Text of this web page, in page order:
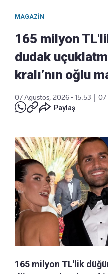
MAGAZIN
165 milyon
dudak
kralı’nın oğlu
07 Ağustos, 2026 - 15:53 | 07
Paylaş
165 milyon TL'lik